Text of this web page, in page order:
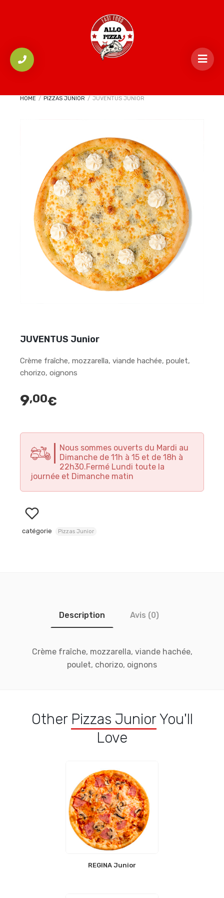
HOME / PIZZAS JUNIOR / JUVENTUS JUNIOR
JUVENTUS Junior
Crème fraîche, mozzarella, viande hachée, poulet,
chorizo, oignons
9,00€
Nous sommes ouverts du Mardi au
Dimanche de 11h à 15 et de 18h à
22h30.Fermé Lundi toute la
journée et Dimanche matin
catégorie Pizzas Junior
Description Avis (0)
Crème fraîche, mozzarella, viande hachée,
poulet, chorizo, oignons
Other Pizzas JuniorYou'll
Love
REGINA Junior